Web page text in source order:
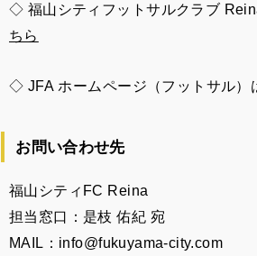
◇ 福山シティフットサルクラブ
ちら
◇ JFA ホームページ（フットサル）
お問い合わせ先
福山シティFC Reina
担当窓口：是枝 佑紀 宛
MAIL：info@fukuyama-city.com